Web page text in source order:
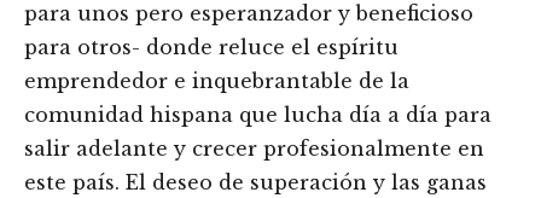
para unos pero esperanzador y beneficioso
para otros- donde reluce el espíritu
emprendedor e inquebrantable de la
comunidad hispana que lucha día a día para
salir adelante y crecer profesionalmente en
este país. El deseo de superación y las ganas